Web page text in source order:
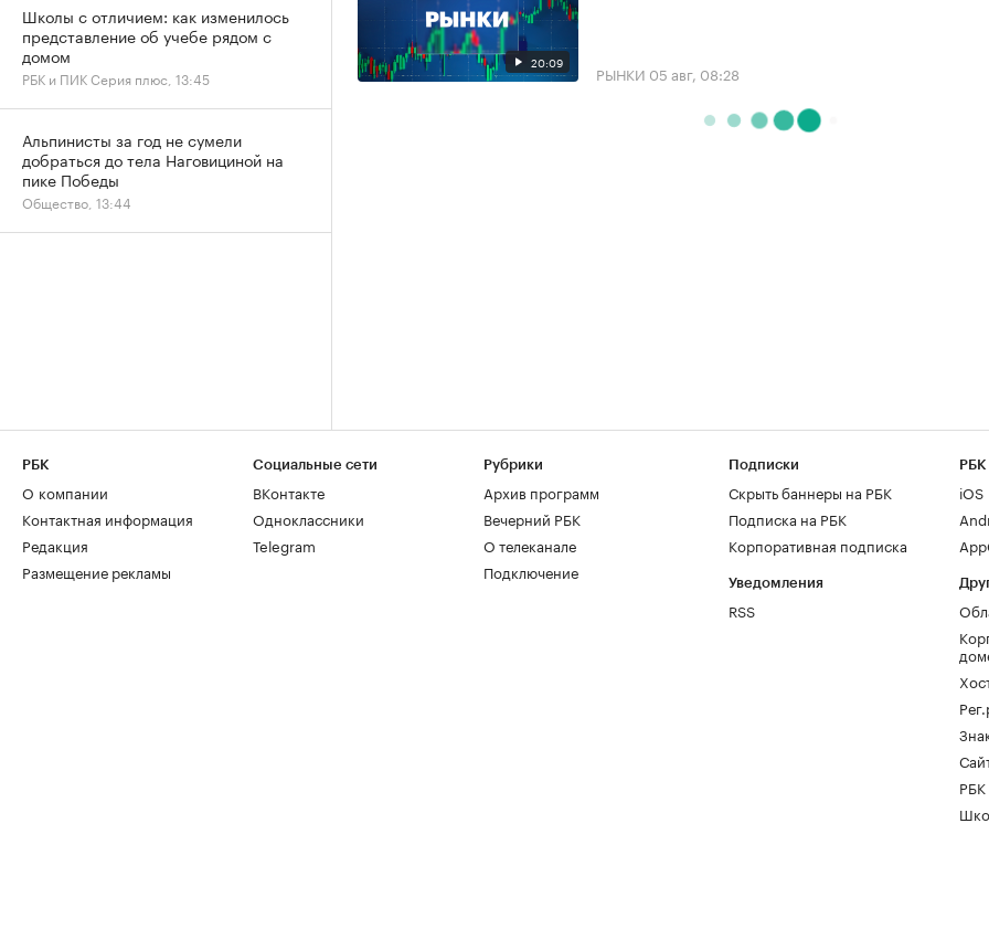
20:09 РЫНКИ 05 авг, 08:28
Школы с отличием: как изменилось
представление об учебе рядом с
домом
РБК и ПИК Серия плюс, 13:45
Альпинисты за год не сумели
добраться до тела Наговициной на
пике Победы
Общество, 13:44
РБК
О компании
Контактная информация
Редакция
Размещение рекламы
Социальные сети
ВКонтакте
Одноклассники
Telegram
Рубрики
Архив программ
Вечерний РБК
О телеканале
Подключение
Подписки
Скрыть баннеры на РБК
Подписка на РБК
Корпоративная подписка
Уведомления
RSS
РБК
iOS